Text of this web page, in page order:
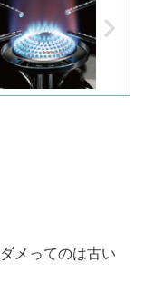
メってのは古い